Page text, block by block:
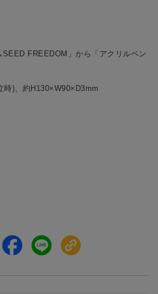
SEED FREEDOM」から「アクリルペン
時)、約H130×W90×D3mm